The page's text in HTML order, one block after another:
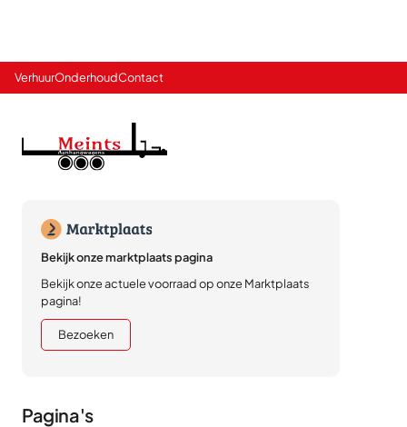
VerhuurOnderhoudContact
Bekijk onze marktplaats pagina
Bekijk onze actuele voorraad op onze Marktplaats
pagina!
Bezoeken
Pagina's